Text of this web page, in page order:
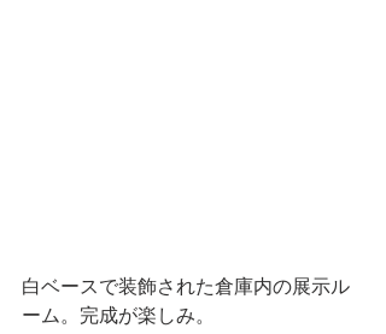
白ベースで装飾された倉庫内の展示ル
ーム。完成が楽しみ。